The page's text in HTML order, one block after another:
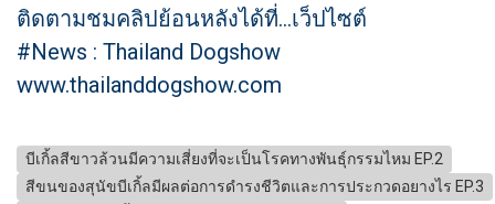
ติดตามชมคลิปย้อนหลังได้ที่...เว็ปไซต์
#News : Thailand Dogshow
www.thailanddogshow.com
บีเกิ้ลสีขาวล้วนมีความเสี่ยงที่จะเป็นโรคทางพันธุ์กรรมไหม EP.2
สีขนของสุนัขบีเกิ้ลมีผลต่อการดำรงชีวิตและการประกวดอยางไร EP.3